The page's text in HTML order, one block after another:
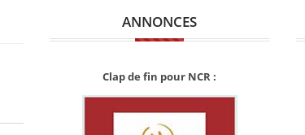
ANNONCES
Clap de fin pour NCR :